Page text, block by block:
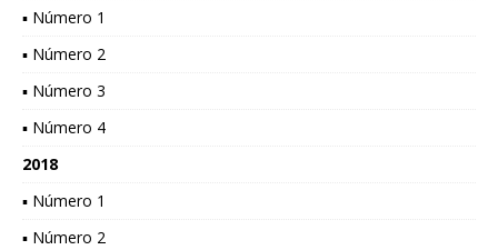
▪ Número 1
▪ Número 2
▪ Número 3
▪ Número 4
2018
▪ Número 1
▪ Número 2